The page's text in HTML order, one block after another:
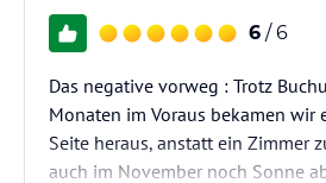
6 / 6
Das negative vorweg : Trotz
Monaten im Voraus bekamen wir
Seite heraus, anstatt ein Zimmer
auch im November noch Sonne